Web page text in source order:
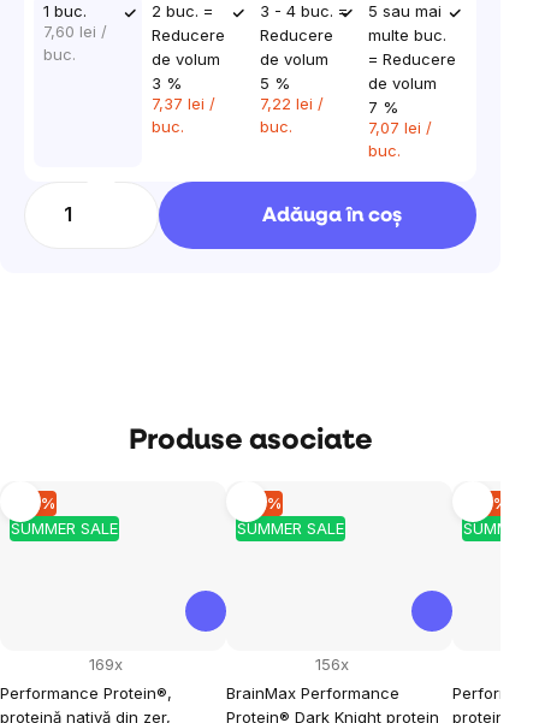
Adăuga în coş
1 buc.
7,60 lei /
buc.
2 buc. =
Reducere
de volum
3 %
7,37 lei /
buc.
3 - 4 buc. =
Reducere
de volum
5 %
7,22 lei /
buc.
5 sau mai
multe buc.
= Reducere
de volum
7 %
7,07 lei /
buc.
Produse asociate
SUMMER SALE
–10 %
Performance Protein®,
proteină nativă din zer,
169x
SUMMER SALE
–10 %
BrainMax Performance
Protein® Dark Knight protein
156x
SUMMER
–10 %
proteină